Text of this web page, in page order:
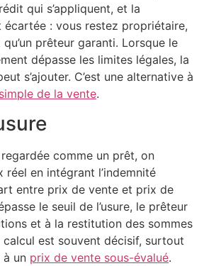
qui s’appliquent, et la
écartée : vous restez propriétaire,
qu’un prêteur garanti. Lorsque le
dépasse les limites légales, la
s’ajouter. C’est une alternative à
de la vente.
comme un prêt, on
en intégrant l’indemnité
entre prix de vente et prix de
le seuil de l’usure, le prêteur
et à la restitution des sommes
est souvent décisif, surtout
à un prix de vente sous-évalué.